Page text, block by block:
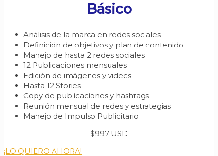
Básico
Análisis de la marca en redes sociales
Definición de objetivos y plan de contenido
Manejo de hasta 2 redes sociales
12 Publicaciones mensuales
Edición de imágenes y videos
Hasta 12 Stories
Copy de publicaciones y hashtags
Reunión mensual de redes y estrategias
Manejo de Impulso Publicitario
$997 USD
¡LO QUIERO AHORA!